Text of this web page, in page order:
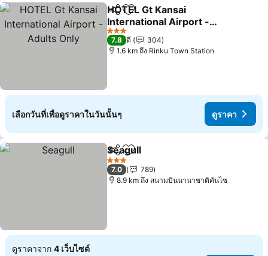
แชร์ เพิ่มในรายการโปรด
HOTEL Gt Kansai
International Airport -
Adults Only
3 ดาว
7.8 ดี
304
1.6 km ถึง Rinku Town Station
เลือกวันที่เพื่อดูราคาในวันนั้นๆ ดูราคา
แชร์ เพิ่มในรายการโปรด
Seagull
3 ดาว
7.0
789
8.9 km ถึง สนามบินนานาชาติคันไซ
ดูราคาจาก 4 เว็บไซต์